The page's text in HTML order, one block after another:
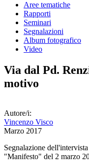
Aree tematiche
Rapporti
Seminari
Segnalazioni
Album fotografico
Video
Via dal Pd.
motivo
Autore/i:
Vincenzo Visco
Marzo 2017
Segnalazione
"Manifesto" del 2 marzo